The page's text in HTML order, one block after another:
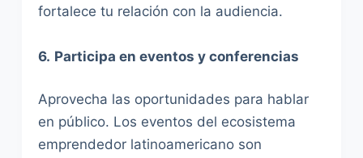
fortalece tu relación con la audiencia.
6. Participa en eventos y conferencias
Aprovecha las oportunidades para hablar
en público. Los eventos del ecosistema
emprendedor latinoamericano son